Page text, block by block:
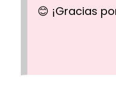
😊 ¡Gracias